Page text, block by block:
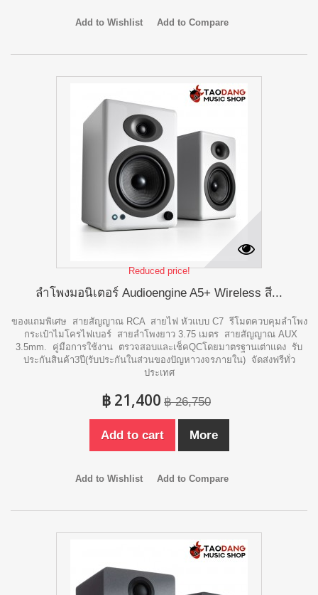
Add to Wishlist Add to Compare
Reduced price!
ลำโพงมอนิเตอร์ Audioengine A5+ Wireless สี...
ของแถมพิเศษ สายสัญญาณ RCA สายไฟ หัวแบบ C7 รีโมตควบคุมลำโพง
กระเป๋าไมโครไฟเบอร์ สายลำโพงยาว 3.75 เมตร สายสัญญาณ AUX
3.5mm. คู่มือการใช้งาน ตรวจสอบและเช็คQCโดยมาตรฐานเต่าแดง รับ
ประกันสินค้า3ปี(รับประกันในส่วนของปัญหาวงจรภายใน) จัดส่งฟรีทั่ว
ประเทศ
฿ 21,400 ฿ 26,750
Add to cart More
Add to Wishlist Add to Compare